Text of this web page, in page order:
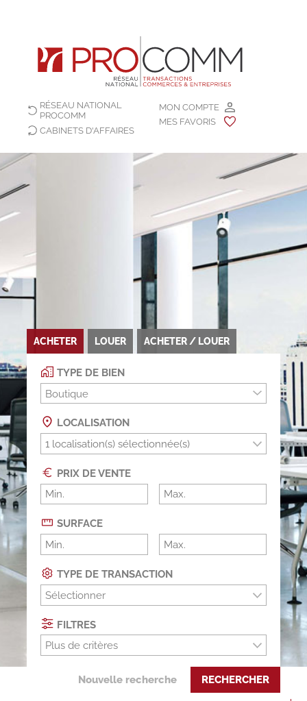
MON COMPTE
MES FAVORIS
RÉSEAU NATIONAL
PROCOMM
CABINETS D'AFFAIRES
ACHETER LOUER ACHETER / LOUER
TYPE DE BIEN
Boutique
LOCALISATION
PRIX DE VENTE
SURFACE
TYPE DE TRANSACTION
Sélectionner
FILTRES
Plus de critères
Nouvelle recherche RECHERCHER